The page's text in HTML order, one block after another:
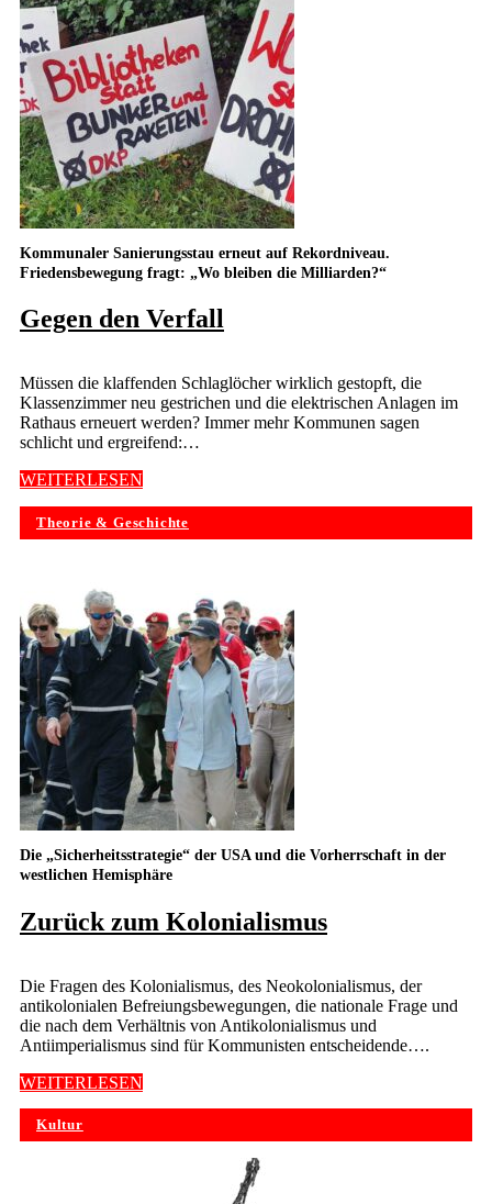
Gegen den Verfall
Kommunaler Sanierungsstau erneut auf Rekordniveau.
Friedensbewegung fragt: „Wo bleiben die Milliarden?“
Müssen die klaffenden Schlaglöcher wirklich gestopft, die
Klassenzimmer neu gestrichen und die elektrischen Anlagen im
Rathaus erneuert werden? Immer mehr Kommunen sagen
schlicht und ergreifend:…
WEITERLESEN
Theorie & Geschichte
Zurück zum Kolonialismus
Die „Sicherheitsstrategie“ der USA und die Vorherrschaft in der
westlichen Hemisphäre
Die Fragen des Kolonialismus, des Neokolonialismus, der
antikolonialen Befreiungsbewegungen, die nationale Frage und
die nach dem Verhältnis von Antikolonialismus und
Antiimperialismus sind für Kommunisten entscheidende….
WEITERLESEN
Kultur